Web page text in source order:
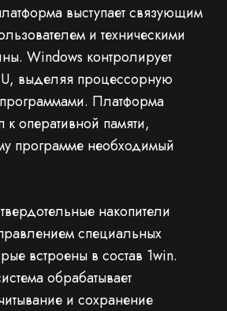
выступает связующим
и техническими
Windows контролирует
выделяя процессорную
Платформа
к оперативной памяти,
программе необходимый
накопители
специальных
встроены в состав 1win.
обрабатывает
и сохранение